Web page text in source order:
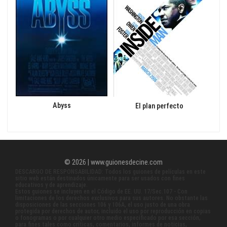
     Suddenly the storm fades.  Light creeps into the scene, and
     color, as we DISSOLVE TO:
     THE PACIFIC OCEAN
     melting into a hazy morning sky.  In a box canyon off the
Abyss El plan perfecto
© 2026 | www.guionesdecine.com